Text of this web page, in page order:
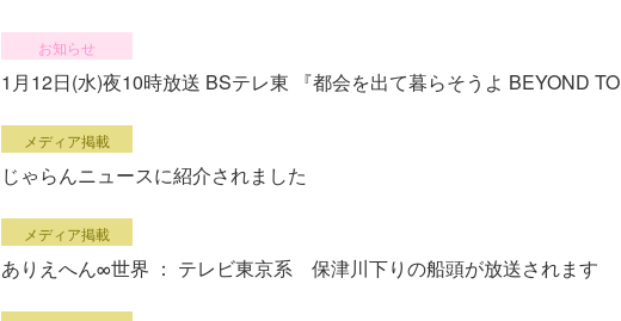
お知らせ
1月12日(水)夜10時放送 BSテレ東 『都会を出て暮らそうよ BEYOND
メディア掲載
じゃらんニュースに紹介されました
メディア掲載
ありえへん∞世界 ： テレビ東京系 保津川下りの船頭が放送されます